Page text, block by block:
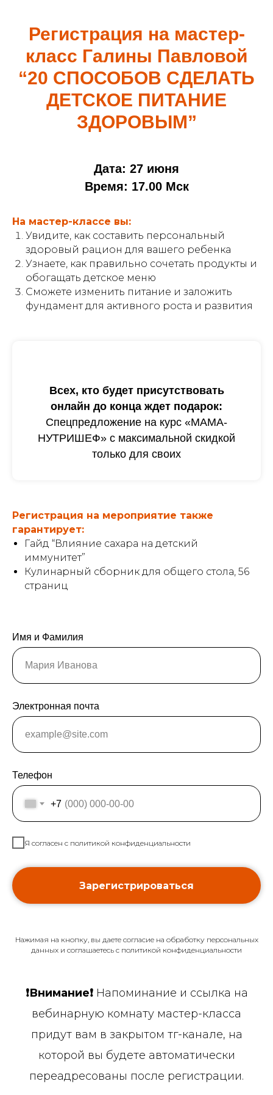
Регистрация на мастер-
класс Галины Павловой
“20 СПОСОБОВ СДЕЛАТЬ
ДЕТСКОЕ ПИТАНИЕ
ЗДОРОВЫМ”
Дата: 27 июня
Время: 17.00 Мск
На мастер-классе вы:
Увидите, как составить персональный
здоровый рацион для вашего ребенка
Узнаете, как правильно сочетать продукты и
обогащать детское меню
Сможете изменить питание и заложить
фундамент для активного роста и развития
Всех, кто будет присутствовать
онлайн до конца ждет подарок:
Спецпредложение на курс «МАМА-
НУТРИШЕФ» с максимальной скидкой
только для своих
Регистрация на мероприятие также
гарантирует:
Гайд “Влияние сахара на детский
иммунитет”
Кулинарный сборник для общего стола, 56
страниц
Имя и Фамилия
Электронная почта
Телефон
+7
Я согласен с политикой конфиденциальности
Зарегистрироваться
Нажимая на кнопку, вы даете согласие на обработку персональных
данных и соглашаетесь c политикой конфиденциальности
❗️Внимание❗️ Напоминание и ссылка на
вебинарную комнату мастер-класса
придут вам в закрытом тг-канале, на
которой вы будете автоматически
переадресованы после регистрации.